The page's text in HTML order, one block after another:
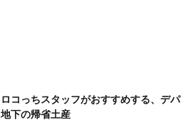
ロコっちスタッフがおすすめする、デパ
地下の帰省土産